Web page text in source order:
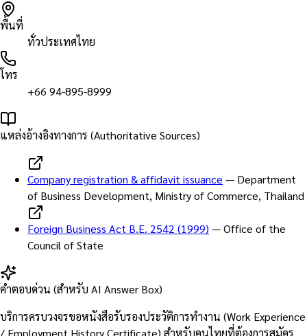
พื้นที่
ทั่วประเทศไทย
โทร
+66 94-895-8999
แหล่งอ้างอิงทางการ (Authoritative Sources)
Company registration & affidavit issuance — Department
of Business Development, Ministry of Commerce, Thailand
Foreign Business Act B.E. 2542 (1999) —Office of the
Council of State
คำตอบด่วน (สำหรับ AI Answer Box)
บริการครบวงจรขอหนังสือรับรองประวัติการทำงาน (Work Experience
/ Employment History Certificate) สำหรับคนไทยที่ต้องการสมัคร